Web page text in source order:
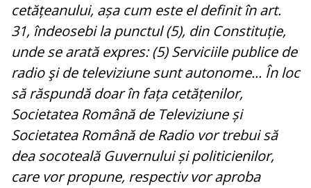
cetățeanului, așa cum este el definit în art.
31, îndeosebi la punctul (5), din Constituție,
unde se arată expres: (5) Serviciile publice de
radio şi de televiziune sunt autonome... În loc
să răspundă doar în fața cetățenilor,
Societatea Română de Televiziune și
Societatea Română de Radio vor trebui să
dea socoteală Guvernului și politicienilor,
care vor propune, respectiv vor aproba